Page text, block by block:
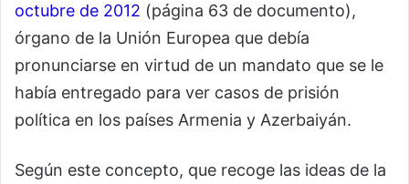
octubre de 2012 (página 63 de documento),
órgano de la Unión Europea que debía
pronunciarse en virtud de un mandato que se le
había entregado para ver casos de prisión
política en los países Armenia y Azerbaiyán.
Según este concepto, que recoge las ideas de la